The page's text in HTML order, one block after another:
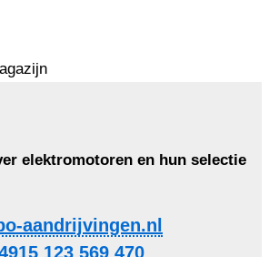
elektromotoren en hun selectie
aandrijvingen.nl
123 569 470